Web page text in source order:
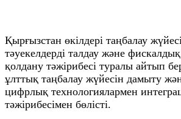
Қырғызстан өкілдері таңбалау
тәуекелдерді талдау және
қолдану тәжірибесі туралы айтып
ұлттық таңбалау жүйесін дамыту
цифрлық технологиялармен
тәжірибесімен бөлісті.